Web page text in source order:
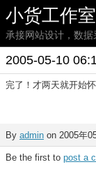
小货工作室
承接网站设计，数
2005-05-10
完了！才两天就开始
By admin on 2005年
Be the first to post a